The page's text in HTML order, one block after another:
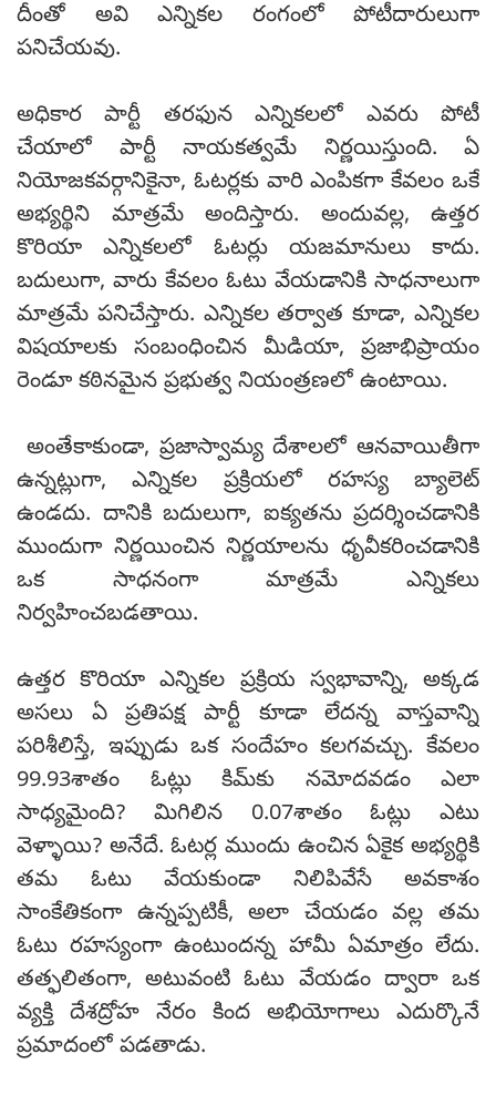
దీంతో అవి ఎన్నికల రంగంలో పోటీదారులుగా
పనిచేయవు.
అధికార పార్టీ తరఫున ఎన్నికలలో ఎవరు పోటీ
చేయాలో పార్టీ నాయకత్వమే నిర్ణయిస్తుంది. ఏ
నియోజకవర్గానికైనా, ఓటర్లకు వారి ఎంపికగా కేవలం ఒకే
అభ్యర్థిని మాత్రమే అందిస్తారు. అందువల్ల, ఉత్తర
కొరియా ఎన్నికలలో ఓటర్లు యజమానులు కాదు.
బదులుగా, వారు కేవలం ఓటు వేయడానికి సాధనాలుగా
మాత్రమే పనిచేస్తారు. ఎన్నికల తర్వాత కూడా, ఎన్నికల
విషయాలకు సంబంధించిన మీడియా, ప్రజాభిప్రాయం
రెండూ కఠినమైన ప్రభుత్వ నియంత్రణలో ఉంటాయి.
అంతేకాకుండా, ప్రజాస్వామ్య దేశాలలో ఆనవాయితీగా
ఉన్నట్లుగా, ఎన్నికల ప్రక్రియలో రహస్య బ్యాలెట్
ఉండదు. దానికి బదులుగా, ఐక్యతను ప్రదర్శించడానికి
ముందుగా నిర్ణయించిన నిర్ణయాలను ధృవీకరించడానికి
ఒక సాధనంగా మాత్రమే ఎన్నికలు
నిర్వహించబడతాయి.
ఉత్తర కొరియా ఎన్నికల ప్రక్రియ స్వభావాన్ని, అక్కడ
అసలు ఏ ప్రతిపక్ష పార్టీ కూడా లేదన్న వాస్తవాన్ని
పరిశీలిస్తే, ఇప్పుడు ఒక సందేహం కలగవచ్చు. కేవలం
99.93శాతం ఓట్లు కిమ్‌కు నమోదవడం ఎలా
సాధ్యమైంది? మిగిలిన 0.07శాతం ఓట్లు ఎటు
వెళ్ళాయి? అనేదే. ఓటర్ల ముందు ఉంచిన ఏకైక అభ్యర్థికి
తమ ఓటు వేయకుండా నిలిపివేసే అవకాశం
సాంకేతికంగా ఉన్నప్పటికీ, అలా చేయడం వల్ల తమ
ఓటు రహస్యంగా ఉంటుందన్న హామీ ఏమాత్రం లేదు.
తత్ఫలితంగా, అటువంటి ఓటు వేయడం ద్వారా ఒక
వ్యక్తి దేశద్రోహ నేరం కింద అభియోగాలు ఎదుర్కొనే
ప్రమాదంలో పడతాడు.